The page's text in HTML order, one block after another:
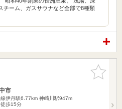
チーム、ガスサウナなど全部で8種類
お気に入
りに追加
市
伊丹駅6.77km 神崎川駅947m
歩15分